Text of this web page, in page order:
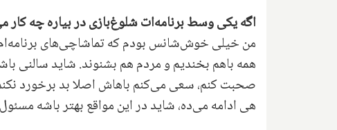
اگه یکی وسط برنامه‌ات شلوغ‌بازی در بیاره چه کار
من خیلی خوش‌شانس بودم که تماشاچی‌های برنامه‌ام
همه باهم بخندیم و مردم هم بشنوند. شاید سالنی
صحبت کنم، سعی می‌کنم باهاش اصلا بد برخورد
هی ادامه می‌ده، شاید در این مواقع بهتر باشه